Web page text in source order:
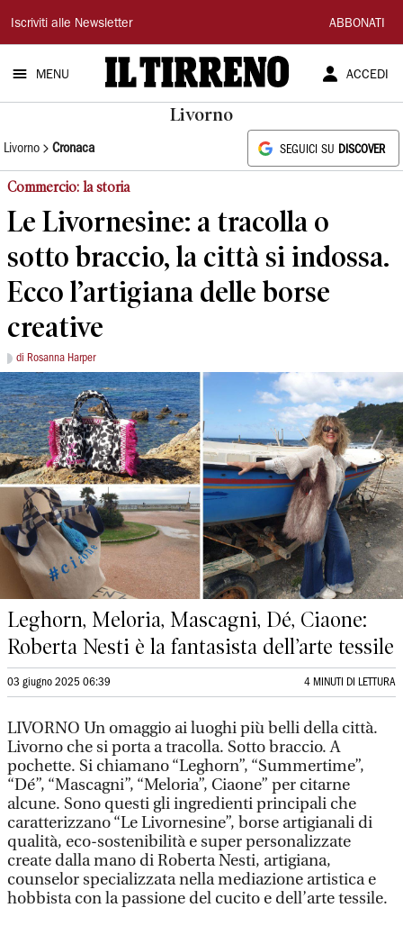
Il
Tirreno
Iscriviti alle Newsletter ABBONATI
MENU ACCEDI
Livorno
Livorno Cronaca SEGUICI SU DISCOVER
Commercio: la storia
Le Livornesine: a tracolla o
sotto braccio, la città si indossa.
Ecco l’artigiana delle borse
creative
di Rosanna Harper
Leghorn, Meloria, Mascagni, Dé, Ciaone:
Roberta Nesti è la fantasista dell’arte tessile
03 giugno 2025 06:39 4 MINUTI DI LETTURA
LIVORNO Un omaggio ai luoghi più belli della città.
Livorno che si porta a tracolla. Sotto braccio. A
pochette. Si chiamano “Leghorn”, “Summertime”,
“Dé”, “Mascagni”, “Meloria”, Ciaone” per citarne
alcune. Sono questi gli ingredienti principali che
caratterizzano “Le Livornesine”, borse artigianali di
qualità, eco-sostenibilità e super personalizzate
create dalla mano di Roberta Nesti, artigiana,
counselor specializzata nella mediazione artistica e
hobbista con la passione del cucito e dell’arte tessile.